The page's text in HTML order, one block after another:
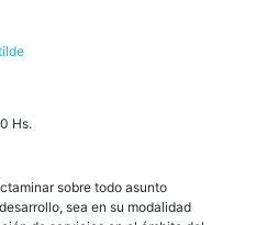
Hs.
sobre todo asunto
sea en su modalidad